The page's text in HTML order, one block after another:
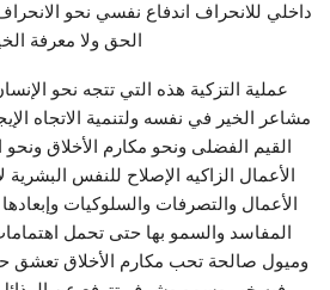
داخلي للانحراف اندفاع نفسي نحو
الحق ولا معرفة
عملية التزكية هذه التي تتجه نحو
مشاعر الخير في نفسه ولتنمية الاتجاه
القيم الفضلى ونحو مكارم الأخلاق
الأعمال الزاكيه الإصلاح للنفس
الأعمال والتصرفات والسلوكيات
المفاسد والسمو بها حتى تحمل
وميول صالحة تحب مكارم الأخلاق تعشق